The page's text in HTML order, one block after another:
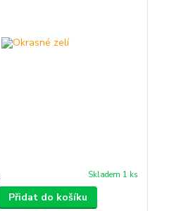
Skladem 1 ks
Přidat do košíku